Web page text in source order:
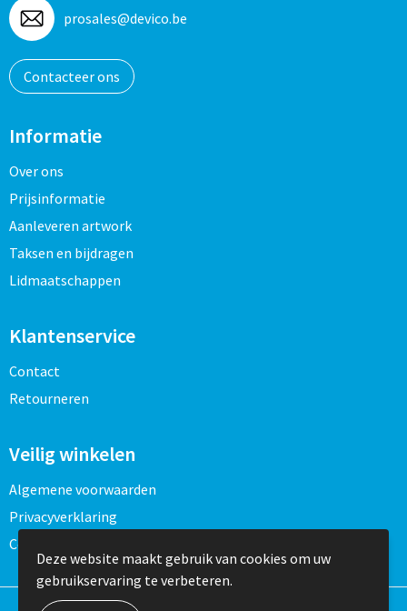
prosales@devico.be
Contacteer ons
Informatie
Over ons
Prijsinformatie
Aanleveren artwork
Taksen en bijdragen
Lidmaatschappen
Klantenservice
Contact
Retourneren
Veilig winkelen
Algemene voorwaarden
Privacyverklaring
Cookieverklaring
Deze website maakt gebruik van cookies om uw
gebruikservaring te verbeteren.